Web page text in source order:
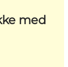
med